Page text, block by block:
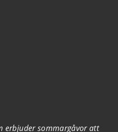
erbjuder sommargåvor att